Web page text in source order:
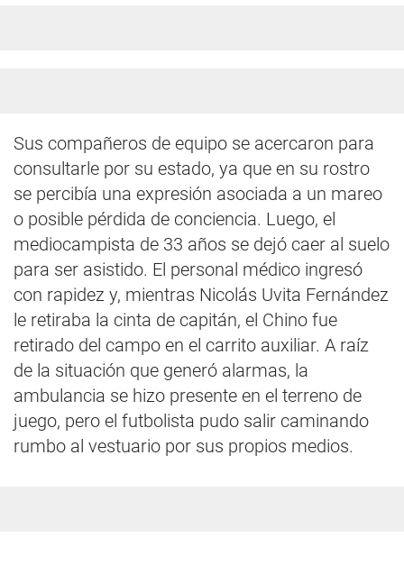
Sus compañeros de equipo se acercaron para
consultarle por su estado, ya que en su rostro
se percibía una expresión asociada a un mareo
o posible pérdida de conciencia. Luego, el
mediocampista de 33 años se dejó caer al suelo
para ser asistido. El personal médico ingresó
con rapidez y, mientras Nicolás Uvita Fernández
le retiraba la cinta de capitán, el Chino fue
retirado del campo en el carrito auxiliar. A raíz
de la situación que generó alarmas, la
ambulancia se hizo presente en el terreno de
juego, pero el futbolista pudo salir caminando
rumbo al vestuario por sus propios medios.